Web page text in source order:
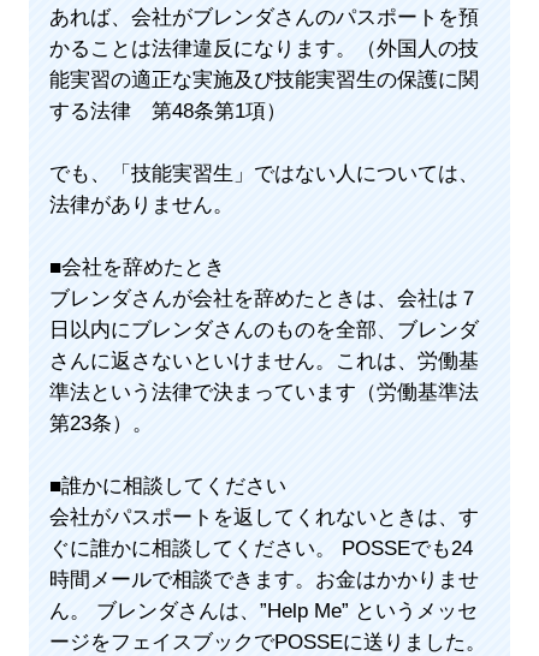
あれば、会社がブレンダさんのパスポートを預
かることは法律違反になります。（外国人の技
能実習の適正な実施及び技能実習生の保護に関
する法律 第48条第1項）
でも、「技能実習生」ではない人については、
法律がありません。
■会社を辞めたとき
ブレンダさんが会社を辞めたときは、会社は７
日以内にブレンダさんのものを全部、ブレンダ
さんに返さないといけません。これは、労働基
準法という法律で決まっています（労働基準法
第23条）。
■誰かに相談してください
会社がパスポートを返してくれないときは、す
ぐに誰かに相談してください。 POSSEでも24
時間メールで相談できます。お金はかかりませ
ん。 ブレンダさんは、”Help Me” というメッセ
ージをフェイスブックでPOSSEに送りました。